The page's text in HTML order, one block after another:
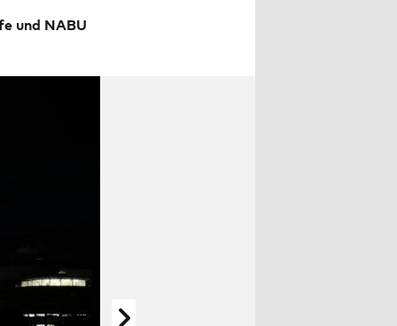
und NABU